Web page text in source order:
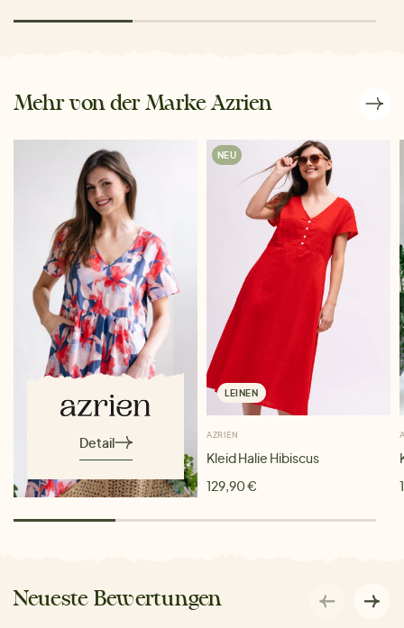
Mehr von der Marke Azrien
Detail
NEU
LEINEN
AZRIEN
Kleid Halie Hibiscus
129,90 €
Neueste Bewertungen